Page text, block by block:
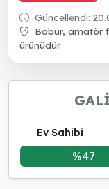
erken dönemde
Güncellendi:
Babür, amatör
ürünüdür.
Ev Sahibi
%47